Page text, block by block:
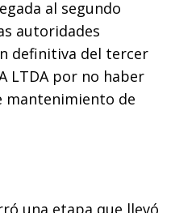
al segundo
autoridades
definitiva del tercer
LTDA por no haber
mantenimiento de
una etapa que llevó